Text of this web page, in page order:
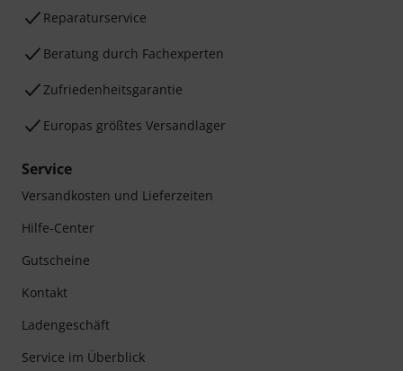
Reparaturservice
Beratung durch Fachexperten
Zufriedenheitsgarantie
Europas größtes Versandlager
Service
Versandkosten und Lieferzeiten
Hilfe-Center
Gutscheine
Kontakt
Ladengeschäft
Service im Überblick